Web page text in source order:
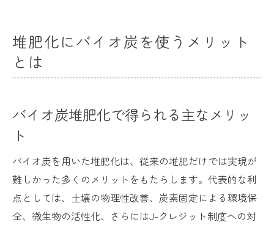
堆肥化にバイオ炭を使うメリット
とは
バイオ炭堆肥化で得られる主なメリッ
ト
バイオ炭を用いた堆肥化は、従来の堆肥だけでは実現が
難しかった多くのメリットをもたらします。代表的な利
点としては、土壌の物理性改善、炭素固定による環境保
全、微生物の活性化、さらにはJ-クレジット制度への対